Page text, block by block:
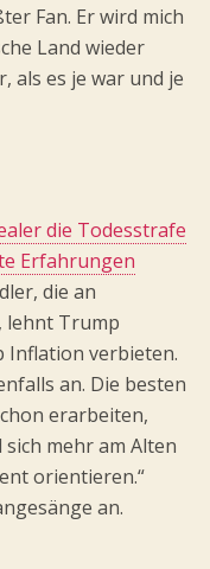
Fan. Er wird mich
Land wieder
als es je war und je
die Todesstrafe
Erfahrungen
die an
lehnt Trump
Inflation verbieten.
an. Die besten
erarbeiten,
mehr am Alten
orientieren.“
an.